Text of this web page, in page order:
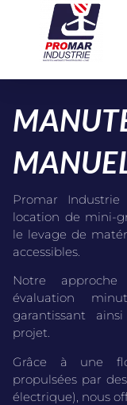
Promar
location de mini-
le levage de
accessibles.
Notre
évaluation
garantissant
projet.
Grâce à une
propulsées par
électrique), nous